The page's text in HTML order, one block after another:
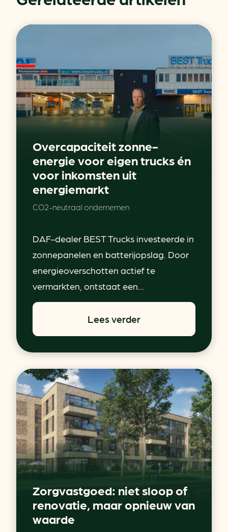
Overcapaciteit zonne-
energie voor eigen trucks én
voor inkomsten uit
energiemarkt
CO2-neutraal ondernemen
DAF-dealer BEST Trucks investeerde in
zonnepanelen en batterijopslag. Door
energieoverschotten actief te
vermarkten, ontstaat een...
Lees verder
Zorgvastgoed: niet sloop of
renovatie, maar opnieuw van
waarde